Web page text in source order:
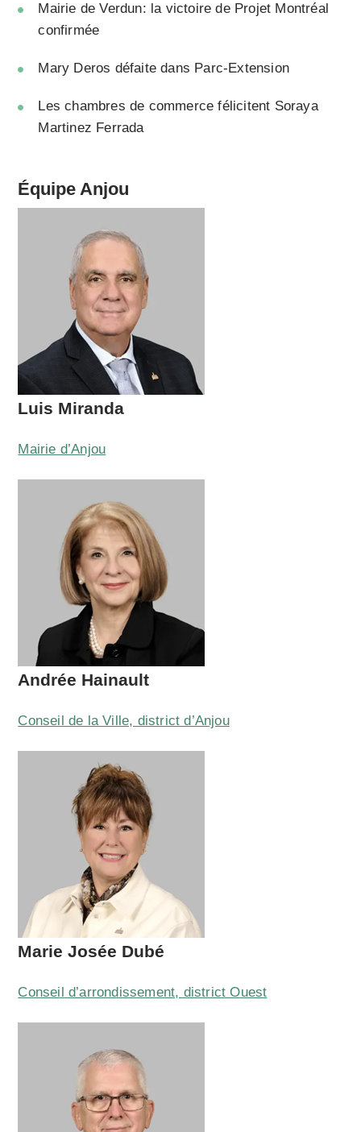
Mairie de Verdun: la victoire de Projet Montréal
confirmée
Mary Deros défaite dans Parc-Extension
Les chambres de commerce félicitent Soraya
Martinez Ferrada
Équipe Anjou
Luis Miranda
Mairie d’Anjou
Andrée Hainault
Conseil de la Ville, district d’Anjou
Marie Josée Dubé
Conseil d’arrondissement, district Ouest